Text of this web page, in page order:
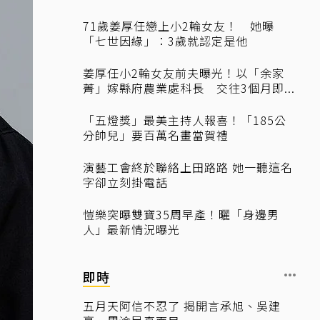
71歲姜厚任戀上小2輪女友！ 她曝
「七世因緣」：3歲就認定是他
姜厚任小2輪女友前夫曝光！以「余家
菁」嫁縣府農業處科長 交往3個月即...
「五燈獎」最美主持人報喜！「185公
分帥兒」要百萬名畫當賀禮
演藝工會終於聯絡上田路路 她一聽這名
字卻立刻掛電話
愷樂突曝雙寶35周早產！曬「身邊男
人」最新情況曝光
即時
五月天阿信不忍了 揭開言承旭、吳建